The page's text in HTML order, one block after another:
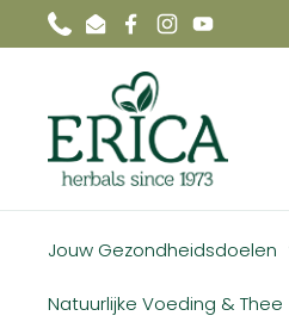
Ga naar content
PhoneEmailFacebook
Instagram
YouTube
Jouw Gezondheidsdoelen
Natuurlijke Voeding & Thee